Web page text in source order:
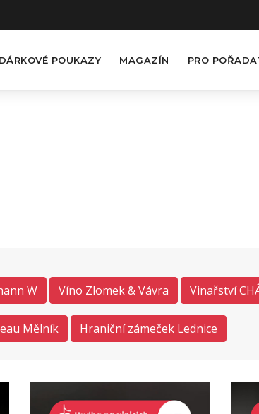
DÁRKOVÉ POUKAZY MAGAZÍN PRO
W Víno Zlomek & Vávra Vinařství
Mělník Hraniční zámeček Lednice